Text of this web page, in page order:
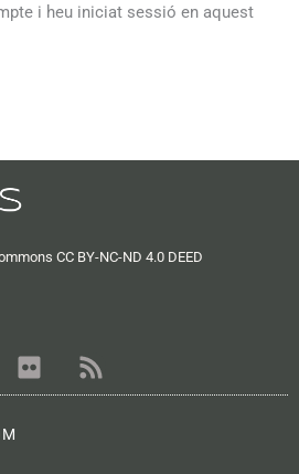
i heu iniciat sessió en aquest
CC BY-NC-ND 4.0 DEED
F
l
R
s